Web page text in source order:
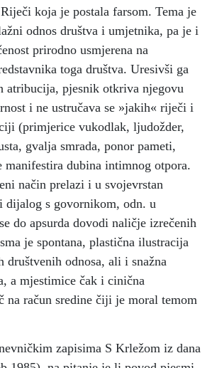
koja je postala farsom. Tema je
odnos društva i umjetnika, pa je i
prirodno usmjerena na
toga društva. Uresivši ga
atribucija, pjesnik otkriva njegovu
i ne ustručava se »jakih« riječi i
(primjerice vukodlak, ljudožder,
gvalja smrada, ponor pameti,
manifestira dubina intimnog otpora.
način prelazi i u svojevrstan
dijalog s govornikom, odn. u
do apsurda dovodi naličje izrečenih
je spontana, plastična ilustracija
društvenih odnosa, ali i snažna
a mjestimice čak i cinična
na račun sredine čiji je moral temom
zapisima S Krležom iz dana